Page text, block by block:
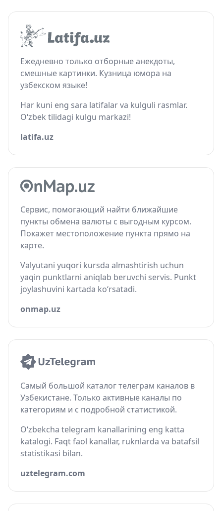
Ежедневно только отборные анекдоты,
смешные картинки. Кузница юмора на
узбекском языке!
Har kuni eng sara latifalar va kulguli rasmlar.
O‘zbek tilidagi kulgu markazi!
latifa.uz
Сервис, помогающий найти ближайшие
пункты обмена валюты с выгодным курсом.
Покажет местоположение пункта прямо на
карте.
Valyutani yuqori kursda almashtirish uchun
yaqin punktlarni aniqlab beruvchi servis. Punkt
joylashuvini kartada ko‘rsatadi.
onmap.uz
Самый большой каталог телеграм каналов в
Узбекистане. Только активные каналы по
категориям и с подробной статистикой.
O‘zbekcha telegram kanallarining eng katta
katalogi. Faqt faol kanallar, ruknlarda va batafsil
statistikasi bilan.
uztelegram.com